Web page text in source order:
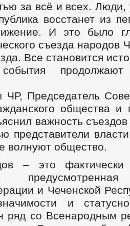
за всё и всех.
восстанет из
И это было
съезда
Все становится
события
ЧР, Председатель
общества и
важность
представители
волнуют общество.
– это
и Чеченской
и
ряд со Всенародным